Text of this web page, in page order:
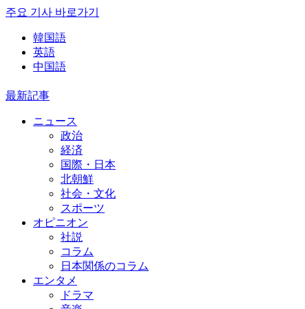
주요 기사 바로가기
韓国語
英語
中国語
最新記事
ニュース
政治
経済
国際・日本
北朝鮮
社会・文化
スポーツ
オピニオン
社説
コラム
日本関係のコラム
エンタメ
ドラマ